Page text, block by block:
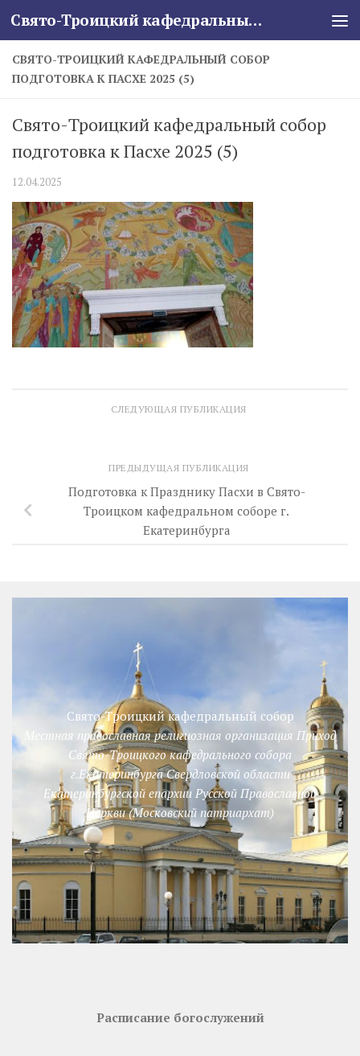
Skip to content Свято-Троицкий кафедральный собор
СВЯТО-ТРОИЦКИЙ КАФЕДРАЛЬНЫЙ СОБОР
ПОДГОТОВКА К ПАСХЕ 2025 (5)
Свято-Троицкий кафедральный собор
подготовка к Пасхе 2025 (5)
12.04.2025
СЛЕДУЮЩАЯ ПУБЛИКАЦИЯ
ПРЕДЫДУЩАЯ ПУБЛИКАЦИЯ
Подготовка к Празднику Пасхи в Свято-
Троицком кафедральном соборе г.
Екатеринбурга
Свято-Троицкий кафедральный собор
Местная православная религиозная организация Приход
Свято-Троицкого кафедрального собора
г.Екатеринбурга Свердловской области
Екатеринбургской епархии Русской Православной
Церкви (Московский патриархат)
Расписание богослужений